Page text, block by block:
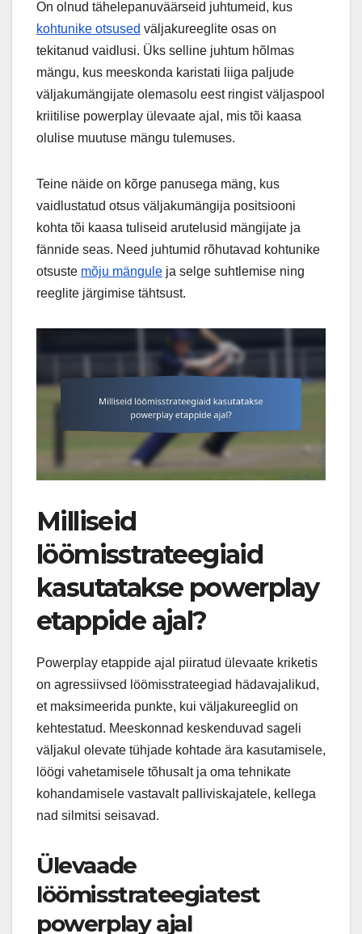
On olnud tähelepanuväärseid juhtumeid, kus
kohtunike otsused väljakureeglite osas on
tekitanud vaidlusi. Üks selline juhtum hõlmas
mängu, kus meeskonda karistati liiga paljude
väljakumängijate olemasolu eest ringist väljaspool
kriitilise powerplay ülevaate ajal, mis tõi kaasa
olulise muutuse mängu tulemuses.
Teine näide on kõrge panusega mäng, kus
vaidlustatud otsus väljakumängija positsiooni
kohta tõi kaasa tuliseid arutelusid mängijate ja
fännide seas. Need juhtumid rõhutavad kohtunike
otsuste mõju mängule ja selge suhtlemise ning
reeglite järgimise tähtsust.
Milliseid
löömisstrateegiaid
kasutatakse powerplay
etappide ajal?
Powerplay etappide ajal piiratud ülevaate kriketis
on agressiivsed löömisstrateegiad hädavajalikud,
et maksimeerida punkte, kui väljakureeglid on
kehtestatud. Meeskonnad keskenduvad sageli
väljakul olevate tühjade kohtade ära kasutamisele,
löögi vahetamisele tõhusalt ja oma tehnikate
kohandamisele vastavalt palliviskajatele, kellega
nad silmitsi seisavad.
Ülevaade
löömisstrateegiatest
powerplay ajal